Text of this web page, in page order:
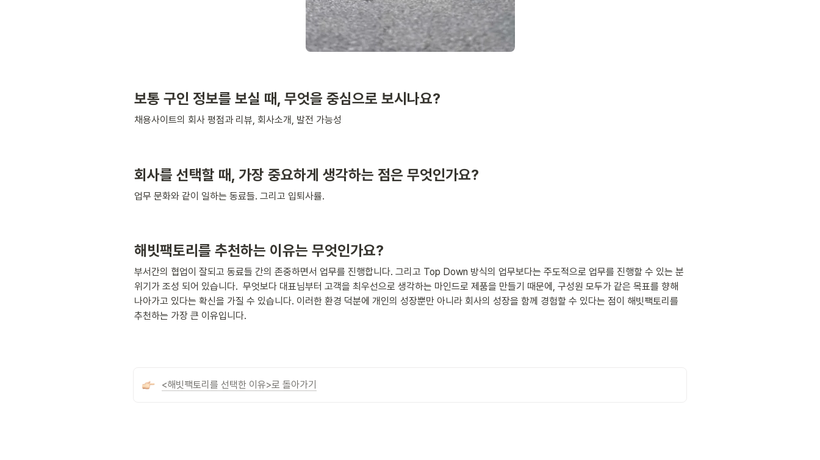
보통 구인 정보를 보실 때, 무엇을 중심으로 보시나요?
채용사이트의 회사 평점과 리뷰, 회사소개, 발전 가능성
회사를 선택할 때, 가장 중요하게 생각하는 점은 무엇인가요?
업무 문화와 같이 일하는 동료들. 그리고 입퇴사률.
해빗팩토리를 추천하는 이유는 무엇인가요?
부서간의 협업이 잘되고 동료들 간의 존중하면서 업무를 진행합니다. 그리고 Top Down 방식의 업무보다는 주도적으로 업무를 진행할 수 있는 분
위기가 조성 되어 있습니다.  무엇보다 대표님부터 고객을 최우선으로 생각하는 마인드로 제품을 만들기 때문에, 구성원 모두가 같은 목표를 향해
나아가고 있다는 확신을 가질 수 있습니다. 이러한 환경 덕분에 개인의 성장뿐만 아니라 회사의 성장을 함께 경험할 수 있다는 점이 해빗팩토리를
추천하는 가장 큰 이유입니다.
<해빗팩토리를 선택한 이유>로 돌아가기